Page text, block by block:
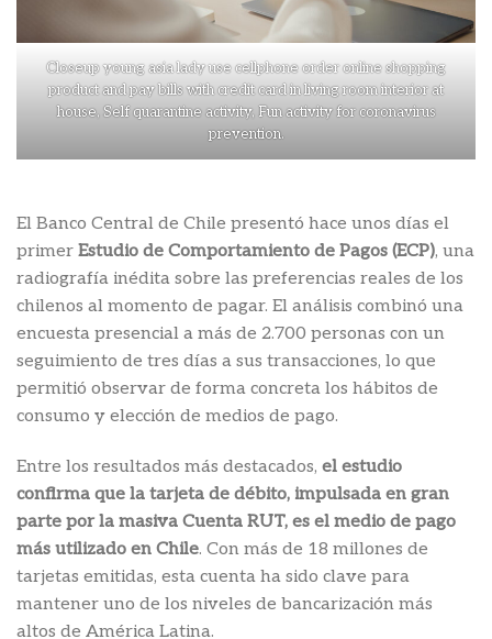
Closeup young asia lady use cellphone order online shopping
product and pay bills with credit card in living room interior at
house, Self quarantine activity, Fun activity for coronavirus
prevention.
El Banco Central de Chile presentó hace unos días el
primer Estudio de Comportamiento de Pagos (ECP), una
radiografía inédita sobre las preferencias reales de los
chilenos al momento de pagar. El análisis combinó una
encuesta presencial a más de 2.700 personas con un
seguimiento de tres días a sus transacciones, lo que
permitió observar de forma concreta los hábitos de
consumo y elección de medios de pago.
Entre los resultados más destacados, el estudio
confirma que la tarjeta de débito, impulsada en gran
parte por la masiva Cuenta RUT, es el medio de pago
más utilizado en Chile. Con más de 18 millones de
tarjetas emitidas, esta cuenta ha sido clave para
mantener uno de los niveles de bancarización más
altos de América Latina.